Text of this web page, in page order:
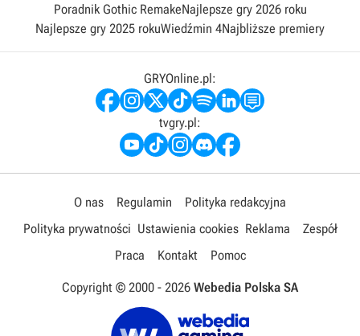
Poradnik Gothic RemakeNajlepsze gry 2026 roku
Najlepsze gry 2025 rokuWiedźmin 4Najbliższe premiery
GRYOnline.pl:
tvgry.pl:
O nas Regulamin
Polityka redakcyjna
Polityka prywatności Ustawienia cookies Reklama
Zespół
Praca
Kontakt Pomoc
Copyright © 2000 - 2026 Webedia Polska SA